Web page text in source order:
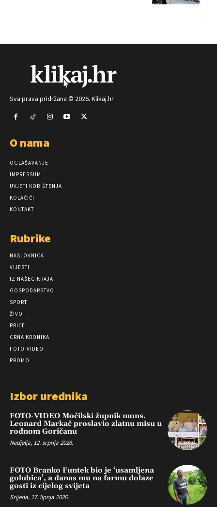
Sva prava pridržana © 2026. Klikaj.hr
O nama
OGLAŠAVANJE
IMPRESSUM
UVJETI KORIŠTENJA
KOLAČIĆI
KONTAKT
Rubrike
NASLOVNICA
VIJESTI
IZ NAŠEG KRAJA
GOSPODARSTVO
SPORT
ŽIVOT
PRIČE
CRNA KRONIKA
FOTO-VIDEO
PROMO
Izbor urednika
FOTO-VIDEO Močilski župnik mons.
Leonard Markač proslavio zlatnu misu u
rodnom Goričanu
Nedjelja, 12. srpnja 2026.
FOTO Branko Funtek bio je ‘usamljena
golubica’, a danas mu na farmu dolaze
gosti iz cijelog svijeta
Srijeda, 17. lipnja 2026.